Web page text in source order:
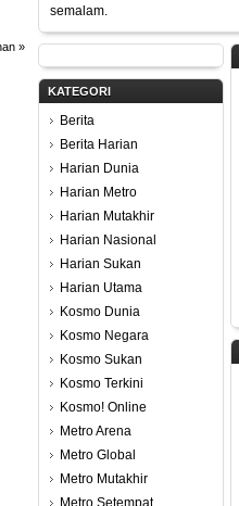
»
semalam.
KATEGORI
Berita
Berita Harian
Harian Dunia
Harian Metro
Harian Mutakhir
Harian Nasional
Harian Sukan
Harian Utama
Kosmo Dunia
Kosmo Negara
Kosmo Sukan
Kosmo Terkini
Kosmo! Online
Metro Arena
Metro Global
Metro Mutakhir
Metro Setempat